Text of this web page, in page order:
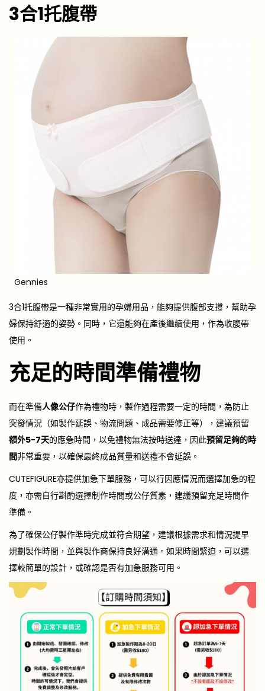
3合1托腹帶
Gennies
3合1托腹帶是一種非常實用的孕婦用品，能夠提供腹部支撐，幫助孕
婦保持舒適的姿勢。同時，它還能夠在產後繼續使用，作為收腹帶
使用。
充足的時間準備禮物
而在準備人像公仔作為禮物時，製作過程需要一定的時間，為防止
突發情況（如製作延誤、物流問題、成品需要修正等），建議預留
額外5-7天的應急時間，以免禮物無法按時送達，因此預留足夠的時
間非常重要，以確保最終成品質量和送禮不會延誤。
CUTEFIGURE亦提供加急下單服務，可以行因應情況而選擇加急的程
度，亦需自行斟酌選擇制作時間或公仔質素，建議預留充足時間作
準備。
為了確保公仔製作準時完成並符合期望，建議根據需求和情況提早
規劃製作時間，並與製作商保持良好溝通。如果時間緊迫，可以選
擇較簡單的設計，或確認是否有加急服務可用。